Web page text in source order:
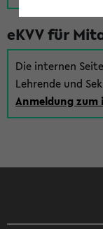
eKVV für
Die internen
Lehrende und
Anmeldung zum